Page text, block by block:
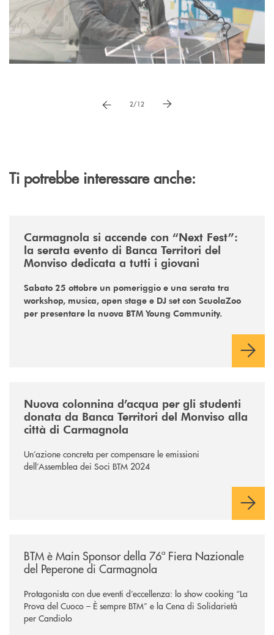
vai a immagne precedente
3/12 vai a immagine successiva
Ti potrebbe interessare anche:
Carmagnola si accende con “Next Fest”:
la serata evento di Banca Territori del
Monviso dedicata a tutti i giovani
Sabato 25 ottobre un pomeriggio e una serata tra
workshop, musica, open stage e DJ set con ScuolaZoo
per presentare la nuova BTM Young Community.
Nuova colonnina d’acqua per gli studenti
donata da Banca Territori del Monviso alla
città di Carmagnola
Un’azione concreta per compensare le emissioni
dell’Assemblea dei Soci BTM 2024
BTM è Main Sponsor della 76ª Fiera Nazionale
del Peperone di Carmagnola
Protagonista con due eventi d’eccellenza: lo show cooking “La
Prova del Cuoco – È sempre BTM” e la Cena di Solidarietà
per Candiolo